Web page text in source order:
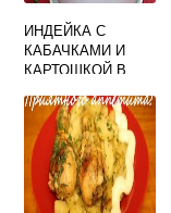
ИНДЕЙКА С
КАБАЧКАМИ И
КАРТОШКОЙ В